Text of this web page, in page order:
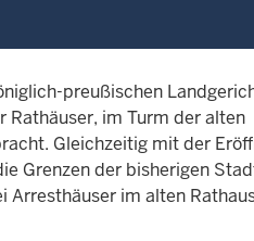
preußischen
Rathäuser, im Turm der alten
Gleichzeitig mit der
Grenzen der bisherigen
Arresthäuser im alten